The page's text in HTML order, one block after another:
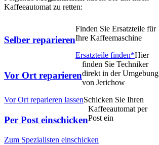
Kaffeeautomat zu retten:
Selber reparieren
Finden Sie Ersatzteile für
Ihre Kaffeemaschine
Ersatzteile finden*
Vor Ort reparieren
Hier
finden Sie Techniker
direkt in der Umgebung
von Jerichow
Vor Ort reparieren lassen
Per Post einschicken
Schicken Sie Ihren
Kaffeeautomat per
Post ein
Zum Spezialisten einschicken